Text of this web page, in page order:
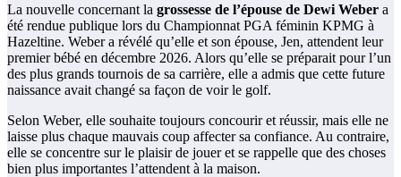
La nouvelle concernant la grossesse de l’épouse de Dewi Weber a
été rendue publique lors du Championnat PGA féminin KPMG à
Hazeltine. Weber a révélé qu’elle et son épouse, Jen, attendent leur
premier bébé en décembre 2026. Alors qu’elle se préparait pour l’un
des plus grands tournois de sa carrière, elle a admis que cette future
naissance avait changé sa façon de voir le golf.
Selon Weber, elle souhaite toujours concourir et réussir, mais elle ne
laisse plus chaque mauvais coup affecter sa confiance. Au contraire,
elle se concentre sur le plaisir de jouer et se rappelle que des choses
bien plus importantes l’attendent à la maison.